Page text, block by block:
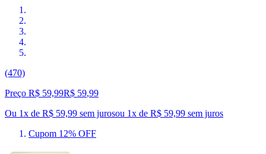
(470)
Preço R$ 59,99R$ 59,99
Ou 1x de R$ 59,99 sem jurosou 1x de R$ 59,99 sem juros
Cupom 12% OFF